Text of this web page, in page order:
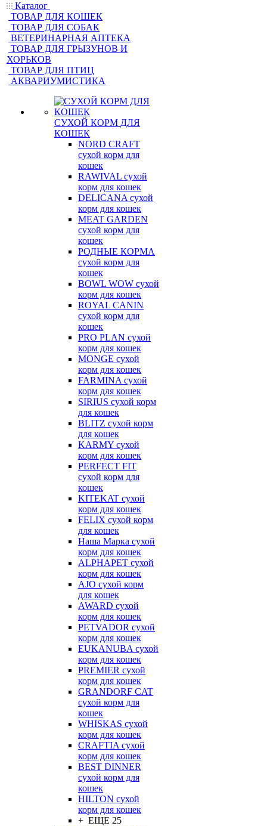
Каталог
ТОВАР ДЛЯ КОШЕК
ТОВАР ДЛЯ СОБАК
ВЕТЕРИНАРНАЯ АПТЕКА
ТОВАР ДЛЯ ГРЫЗУНОВ И
ХОРЬКОВ
ТОВАР ДЛЯ ПТИЦ
АКВАРИУМИСТИКА
СУХОЙ КОРМ ДЛЯ
КОШЕК
NORD CRAFT
сухой корм для
кошек
RAWIVAL сухой
корм для кошек
DELICANA сухой
корм для кошек
MEAT GARDEN
сухой корм для
кошек
РОДНЫЕ КОРМА
сухой корм для
кошек
BOWL WOW сухой
корм для кошек
ROYAL CANIN
сухой корм для
кошек
PRO PLAN сухой
корм для кошек
MONGE сухой
корм для кошек
FARMINA сухой
корм для кошек
SIRIUS сухой корм
для кошек
BLITZ сухой корм
для кошек
KARMY сухой
корм для кошек
PERFECT FIT
сухой корм для
кошек
KITEKAT сухой
корм для кошек
FELIX сухой корм
для кошек
Наша Марка сухой
корм для кошек
ALPHAPET сухой
корм для кошек
AJO сухой корм
для кошек
AWARD сухой
корм для кошек
PETVADOR сухой
корм для кошек
EUKANUBA сухой
корм для кошек
PREMIER сухой
корм для кошек
GRANDORF CAT
сухой корм для
кошек
WHISKAS сухой
корм для кошек
CRAFTIA сухой
корм для кошек
BEST DINNER
сухой корм для
кошек
HILTON сухой
корм для кошек
+ ЕЩЕ 25